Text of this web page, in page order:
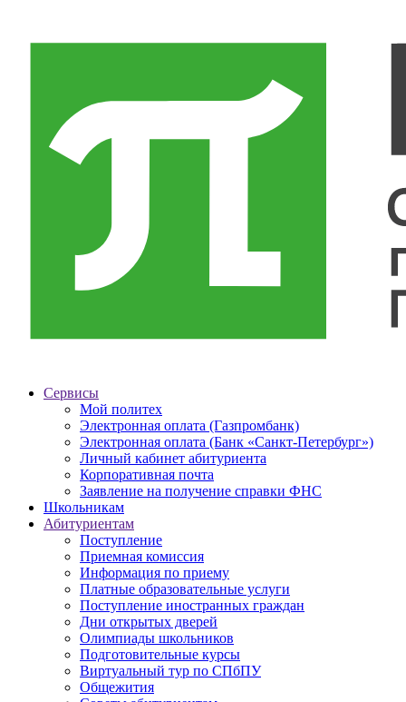
Сервисы
Мой политех
Электронная оплата (Газпромбанк)
Электронная оплата (Банк «Санкт-Петербург»)
Личный кабинет абитуриента
Корпоративная почта
Заявление на получение справки ФНС
Школьникам
Абитуриентам
Поступление
Приемная комиссия
Информация по приему
Платные образовательные услуги
Поступление иностранных граждан
Дни открытых дверей
Олимпиады школьников
Подготовительные курсы
Виртуальный тур по СПбПУ
Общежития